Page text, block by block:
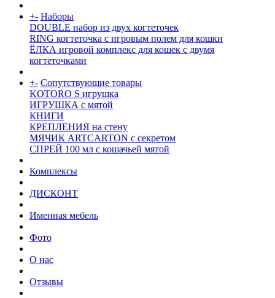
+- Наборы
DOUBLE набор из двух когтеточек
RING когтеточка c игровым полем для кошки
ЁЛКА игровой комплекс для кошек с двумя
когтеточками
+- Сопутствующие товары
KOTORO S игрушка
ИГРУШКА с мятой
КНИГИ
КРЕПЛЕНИЯ на стену
МЯЧИК ARTCARTON с секретом
СПРЕЙ 100 мл с кошачьей мятой
Комплексы
ДИСКОНТ
Именная мебель
Фото
О нас
Отзывы